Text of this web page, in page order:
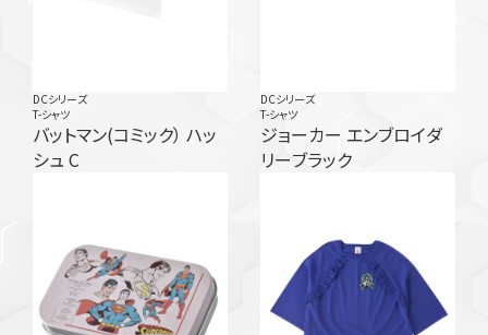
DCシリーズ
T-シャツ
バットマン(コミック） ハッ
シュ C
DCシリーズ
T-シャツ
ジョーカー エンブロイダ
リーブラック